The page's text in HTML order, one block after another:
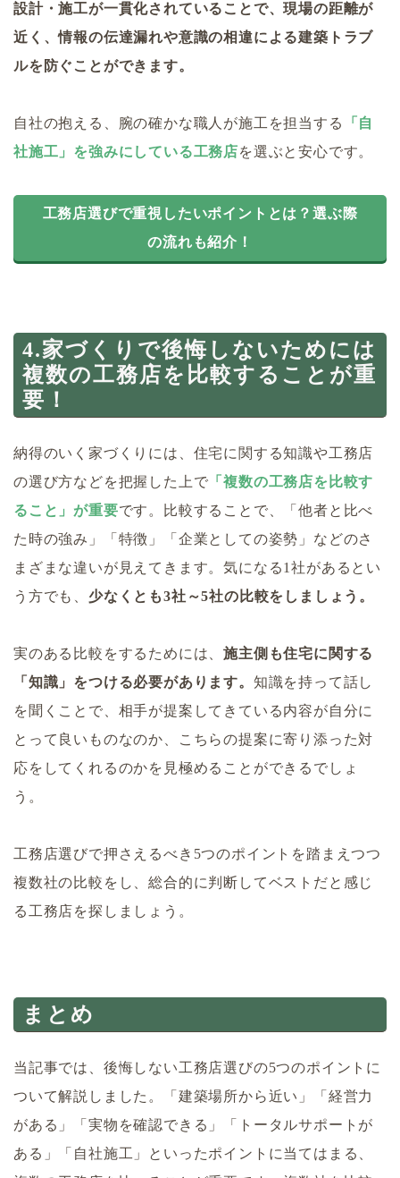
設計・施工が一貫化されていることで、現場の距離が
近く、情報の伝達漏れや意識の相違による建築トラブ
ルを防ぐことができます。
自社の抱える、腕の確かな職人が施工を担当する
「自
社施工」を強みにしている工務店を選ぶと安心です。
工務店選びで重視したいポイントとは？選ぶ際
の流れも紹介！
4.家づくりで後悔しないためには
複数の工務店を比較することが重
要！
納得のいく家づくりには、住宅に関する知識や工務店
の選び方などを把握した上で 「複数の工務店を比較す
ること」が重要です。比較することで、「他者と比べ
た時の強み」「特徴」「企業としての姿勢」などのさ
まざまな違いが見えてきます。気になる1社があるとい
う方でも、 少なくとも3社～5社の比較をしましょう。
実のある比較をするためには、施主側も住宅に関する
「知識」をつける必要があります。 知識を持って話し
を聞くことで、相手が提案してきている内容が自分に
とって良いものなのか、こちらの提案に寄り添った対
応をしてくれるのかを見極めることができるでしょ
う。
工務店選びで押さえるべき5つのポイントを踏まえつつ
複数社の比較をし、総合的に判断してベストだと感じ
る工務店を探しましょう。
まとめ
当記事では、後悔しない工務店選びの5つのポイントに
ついて解説しました。「建築場所から近い」「経営力
がある」「実物を確認できる」「トータルサポートが
ある」「自社施工」といったポイントに当てはまる、